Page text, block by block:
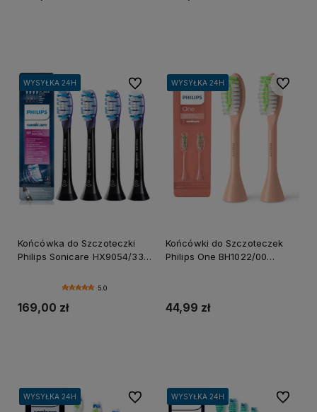
WYSYŁKA 24H
WYSYŁKA 24H
WYSYŁKA 24H
WYSYŁKA 24H
Końcówka do Szczoteczki
Philips Sonicare HX9054/33
5.0
169,00 zł
Do ulubionychWYSYŁKA 24H
WYSYŁKA 24H
WYSYŁKA 24H
WYSYŁKA 24H
Końcówki do Szczoteczek
Philips One BH1022/00
44,99 zł
Do
WYSYŁKA 24H
WYSYŁKA 24H
WYSYŁKA 24H
WYSYŁKA 24H
WYSYŁKA 24H Do ulubionychWYSYŁKA 24H
WYSYŁKA 24H
WYSYŁKA 24H
WYSYŁKA 24H Do